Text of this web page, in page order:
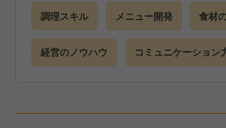
共に一流の料理を追求し、お店を
ょう！
調理スキル メニュー開発 食材
経営のノウハウ コミュニケーション